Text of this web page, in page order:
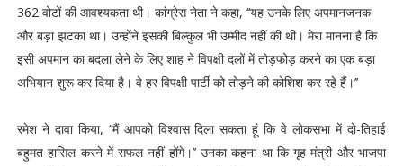
362 वोटों की आवश्यकता थी। कांग्रेस नेता ने कहा, ‘‘यह उनके लिए अपमानजनक
और बड़ा झटका था। उन्होंने इसकी बिल्कुल भी उम्मीद नहीं की थी। मेरा मानना है कि
इसी अपमान का बदला लेने के लिए शाह ने विपक्षी दलों में तोड़फोड़ करने का एक बड़ा
अभियान शुरू कर दिया है। वे हर विपक्षी पार्टी को तोड़ने की कोशिश कर रहे हैं।’’
रमेश ने दावा किया, ‘‘मैं आपको विश्वास दिला सकता हूं कि वे लोकसभा में दो-तिहाई
बहुमत हासिल करने में सफल नहीं होंगे।’’ उनका कहना था कि गृह मंत्री और भाजपा